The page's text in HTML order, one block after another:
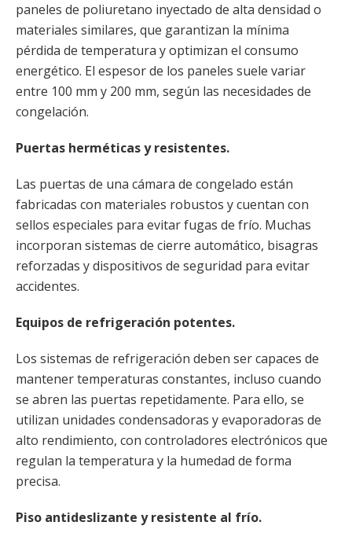
paneles de poliuretano inyectado de alta densidad o
materiales similares, que garantizan la mínima
pérdida de temperatura y optimizan el consumo
energético. El espesor de los paneles suele variar
entre 100 mm y 200 mm, según las necesidades de
congelación.
Puertas herméticas y resistentes.
Las puertas de una cámara de congelado están
fabricadas con materiales robustos y cuentan con
sellos especiales para evitar fugas de frío. Muchas
incorporan sistemas de cierre automático, bisagras
reforzadas y dispositivos de seguridad para evitar
accidentes.
Equipos de refrigeración potentes.
Los sistemas de refrigeración deben ser capaces de
mantener temperaturas constantes, incluso cuando
se abren las puertas repetidamente. Para ello, se
utilizan unidades condensadoras y evaporadoras de
alto rendimiento, con controladores electrónicos que
regulan la temperatura y la humedad de forma
precisa.
Piso antideslizante y resistente al frío.